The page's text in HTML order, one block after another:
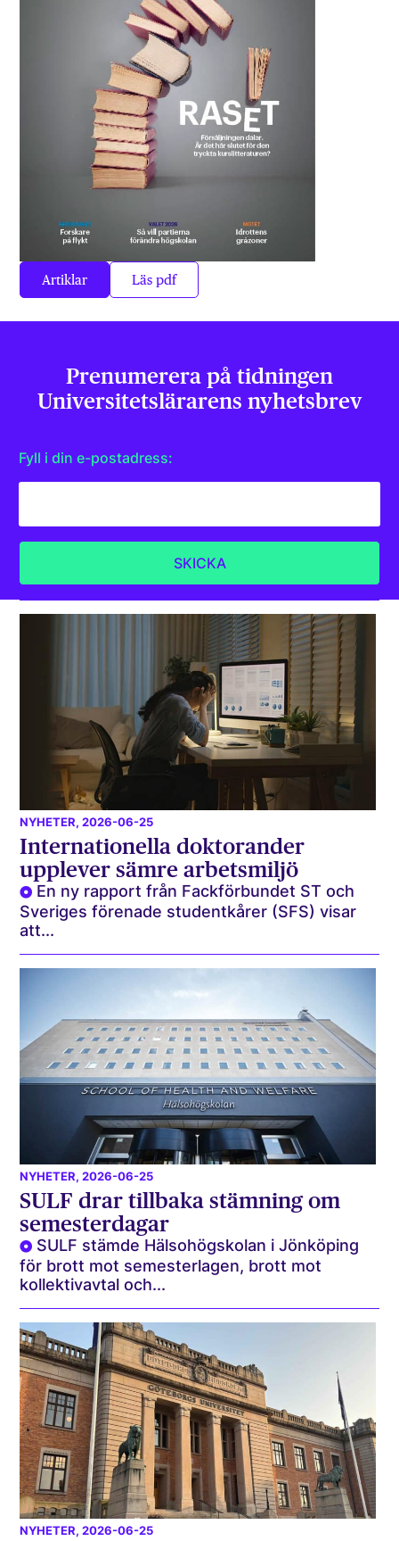
Artiklar Läs pdf
Prenumerera på tidningen
Universitets­lärarens nyhetsbrev
Fyll i din e-postadress:
NYHETER, 2026-06-25
Internationella doktorander
upplever sämre arbetsmiljö
En ny rapport från Fackförbundet ST och
Sveriges förenade studentkårer (SFS) visar
att...
NYHETER, 2026-06-25
SULF drar tillbaka stämning om
semesterdagar
SULF stämde Hälsohögskolan i Jönköping
för brott mot semesterlagen, brott mot
kollektivavtal och...
NYHETER, 2026-06-25